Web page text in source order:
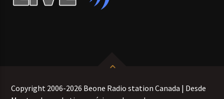
Copyright 2006-2026 Beone Radio station Canada | Desde